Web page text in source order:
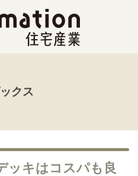
クス
ッキはコスパも良